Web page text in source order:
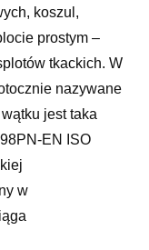
koszul,
prostym –
tkackich. W
nazywane
jest taka
EN ISO
w